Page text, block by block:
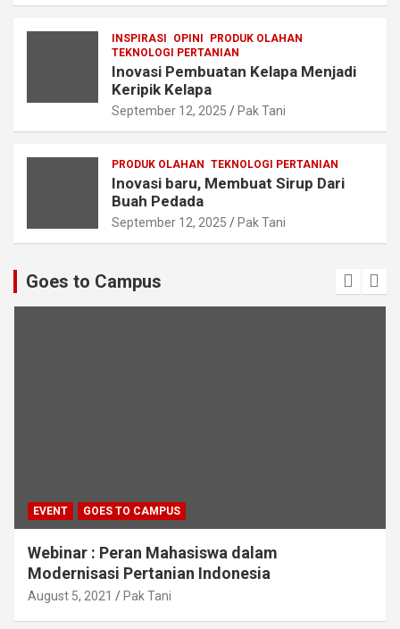
INSPIRASI OPINI
PRODUK OLAHAN
TEKNOLOGI PERTANIAN
Inovasi Pembuatan Kelapa Menjadi
Keripik Kelapa
September 12, 2025 Pak Tani
PRODUK OLAHAN TEKNOLOGI PERTANIAN
Inovasi baru, Membuat Sirup Dari
Buah Pedada
September 12, 2025 Pak Tani
Goes to Campus
EVENT GOES TO CAMPUS
Webinar : Peran Mahasiswa dalam
Modernisasi Pertanian Indonesia
August 5, 2021 Pak Tani